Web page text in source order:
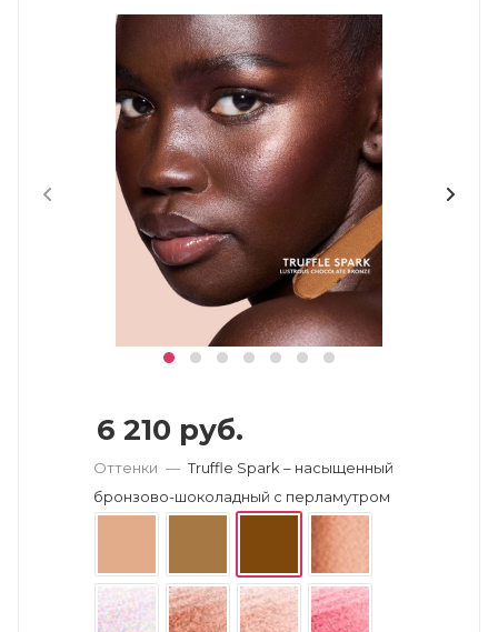
6 210 руб.
Оттенки — Truffle Spark – насыщенный
бронзово-шоколадный с перламутром